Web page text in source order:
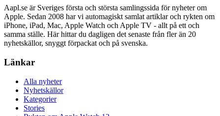
Aapl.se är Sveriges första och största samlingssida för nyheter om
Apple. Sedan 2008 har vi automagiskt samlat artiklar och rykten om
iPhone, iPad, Mac, Apple Watch och Apple TV - allt på ett och
samma ställe. Här hittar du dagligen det senaste från fler än 20
nyhetskällor, snyggt förpackat och på svenska.
Länkar
Alla nyheter
Nyhetskällor
Kategorier
Stories